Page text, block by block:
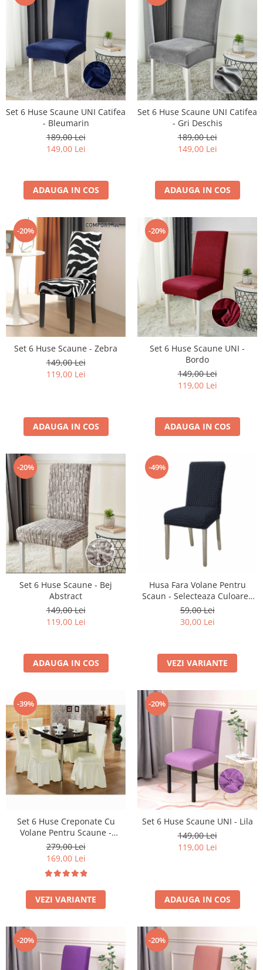
Set 6 Huse Scaune UNI Catifea
- Bleumarin
189,00 Lei
149,00 Lei
ADAUGA IN COS
Set 6 Huse Scaune UNI Catifea
- Gri Deschis
189,00 Lei
149,00 Lei
ADAUGA IN COS
-20%
Set 6 Huse Scaune - Zebra
149,00 Lei
119,00 Lei
ADAUGA IN COS
-20%
Set 6 Huse Scaune UNI -
Bordo
149,00 Lei
119,00 Lei
ADAUGA IN COS
-20%
Set 6 Huse Scaune - Bej
Abstract
149,00 Lei
119,00 Lei
ADAUGA IN COS
-49%
Husa Fara Volane Pentru
Scaun - Selecteaza Culoarea
Dorita
59,00 Lei
30,00 Lei
VEZI VARIANTE
-39%
Set 6 Huse Creponate Cu
Volane Pentru Scaune -
Selecteaza Culoarea Dorita
279,00 Lei
169,00 Lei
VEZI VARIANTE
-20%
Set 6 Huse Scaune UNI - Lila
149,00 Lei
119,00 Lei
ADAUGA IN COS
-20% -20%